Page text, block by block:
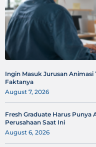
Ingin Masuk Jurusan Animasi
Faktanya
August 7, 2026
Fresh Graduate Harus Punya
Perusahaan Saat Ini
August 6, 2026